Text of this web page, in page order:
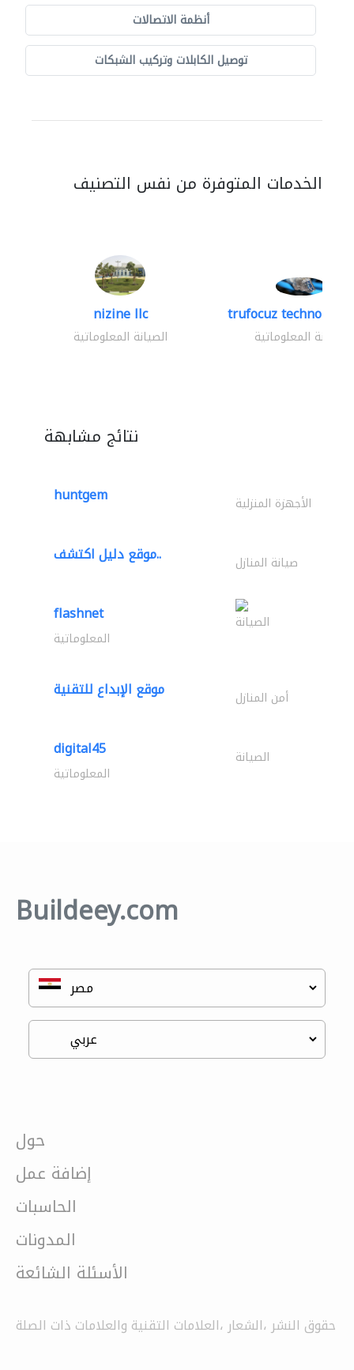
أنظمة الاتصالات
توصيل الكابلات وتركيب الشبكات
الخدمات المتوفرة من نفس التصنيف
nizine llc
الصيانة المعلوماتية
trufocuz
الصيانة المعلوماتية
نتائج مشابهة
huntgem الأجهزة المنزلية
موقع دليل اكتشف.. صيانة المنازل
flashnet الصيانة
المعلوماتية
موقع الإبداع للتقنية أمن المنازل
digital45 الصيانة
المعلوماتية
Buildeey.com
حول
إضافة عمل
الحاسبات
المدونات
الأسئلة الشائعة
حقوق النشر ،الشعار ،العلامات التقنية والعلامات ذات الصلة